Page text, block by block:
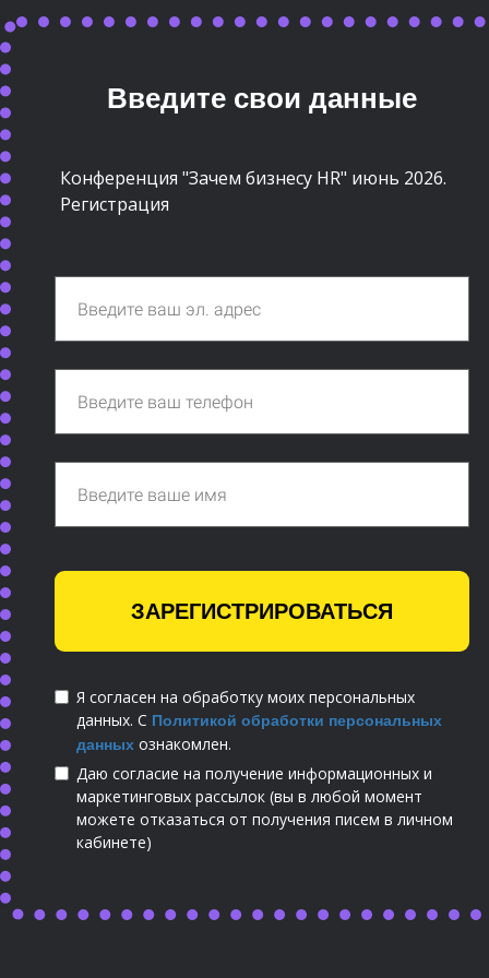
Введите свои данные
Конференция "Зачем бизнесу HR" июнь 2026.
Регистрация
ЗАРЕГИСТРИРОВАТЬСЯ
Я согласен на обработку моих персональных
данных. С Политикой обработки персональных
данных ознакомлен.
Даю согласие на получение информационных и
маркетинговых рассылок (вы в любой момент
можете отказаться от получения писем в личном
кабинете)